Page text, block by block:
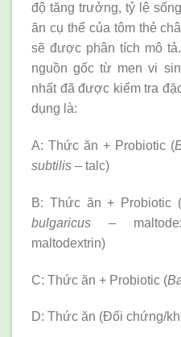
độ tăng trưởng, tỷ lệ
ăn cụ thể của tôm thẻ
sẽ được phân tích mô
nguồn gốc từ men vi
nhất đã được kiểm tra
dụng là:
A: Thức ăn + Probiotic (
subtilis – talc)
B: Thức ăn + Probiotic
bulgaricus –
maltodextrin)
C: Thức ăn + Probiotic (
D: Thức ăn (Đối chứng/